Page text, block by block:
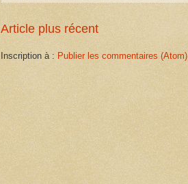
Article plus récent
Inscription à : Publier les commentaires (Atom)